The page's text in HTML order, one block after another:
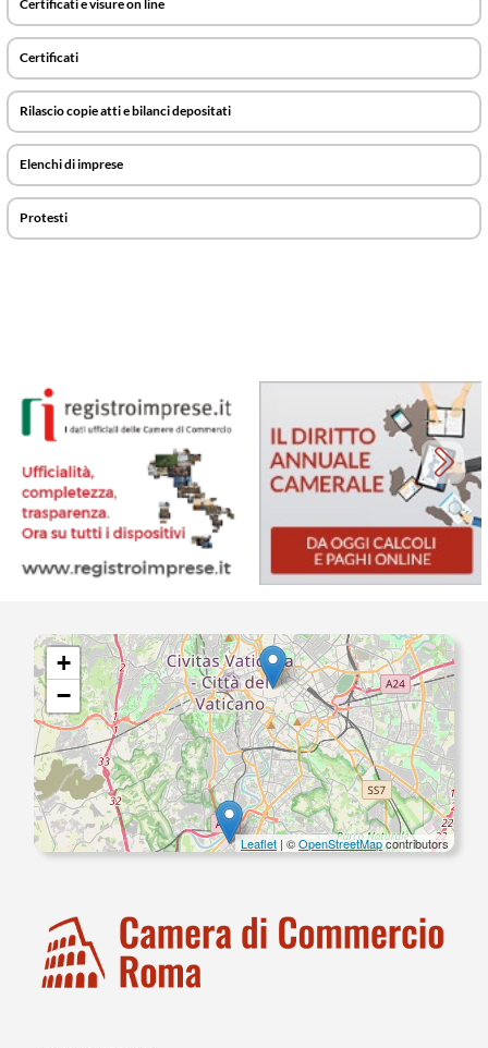
Certificati e visure on line
Certificati
Rilascio copie atti e bilanci depositati
Elenchi di imprese
Protesti
+
−
Leaflet | ©OpenStreetMapcontributors